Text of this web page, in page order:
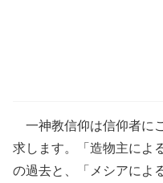
一神教信仰は信仰者に
求します。「造物主によ
の過去と、「メシアによ